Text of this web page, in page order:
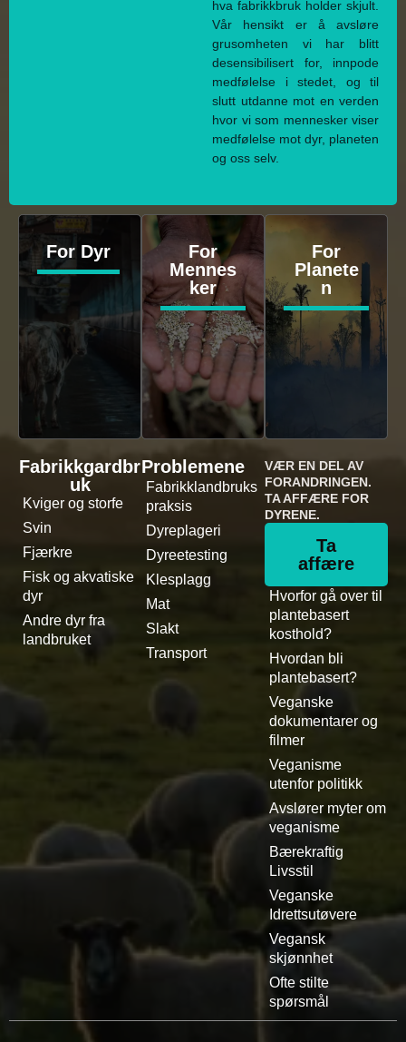
hva fabrikkbruk holder skjult.
Vår hensikt er å avsløre
grusomheten vi har blitt
desensibilisert for, innpode
medfølelse i stedet, og til
slutt utdanne mot en verden
hvor vi som mennesker viser
medfølelse mot dyr, planeten
og oss selv.
For Dyr
For
Mennes
ker
For
Planete
n
Fabrikkgardbr
uk
Kviger og storfe
Svin
Fjærkre
Fisk og akvatiske
dyr
Andre dyr fra
landbruket
Problemene
Fabrikklandbruks
praksis
Dyreplageri
Dyreetesting
Klesplagg
Mat
Slakt
Transport
VÆR EN DEL AV
FORANDRINGEN.
TA AFFÆRE FOR
DYRENE.
Ta
affære
Hvorfor gå over til
plantebasert
kosthold?
Hvordan bli
plantebasert?
Veganske
dokumentarer og
filmer
Veganisme
utenfor politikk
Avslører myter om
veganisme
Bærekraftig
Livsstil
Veganske
Idrettsutøvere
Vegansk
skjønnhet
Ofte stilte
spørsmål